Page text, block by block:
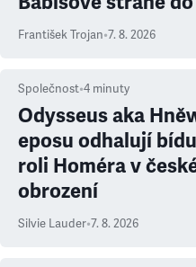
František Trojan•7. 8. 2026
Společnost•4 minuty
Odysseus aka
eposu odhalují
roli Homéra v
obrození
Silvie Lauder•7. 8. 2026